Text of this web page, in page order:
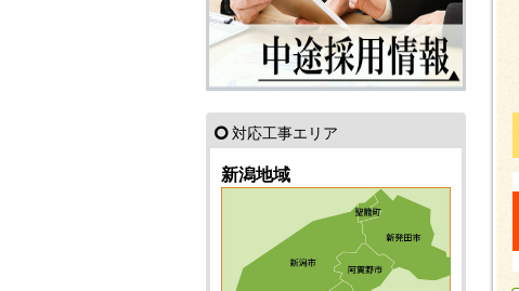
対応工事エリア
新潟地域